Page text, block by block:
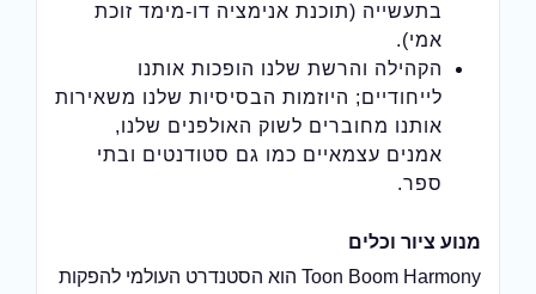
בתעשייה (תוכנת אנימציה דו-מימד זוכת
אמי).
הקהילה והרשת שלנו הופכות אותנו
לייחודיים; היוזמות הבסיסיות שלנו משאירות
אותנו מחוברים לשוק האולפנים שלנו,
אמנים עצמאיים כמו גם סטודנטים ובתי
ספר.
מנוע ציור וכלים
Toon Boom Harmony הוא הסטנדרט העולמי להפקות